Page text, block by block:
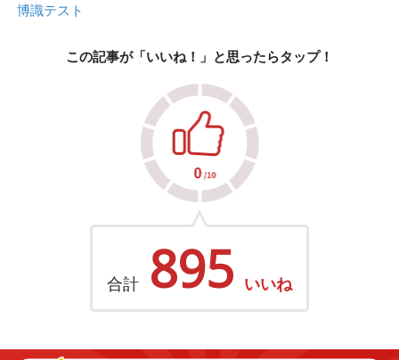
博識テスト
この記事が「いいね！」と思ったらタップ！
合計 895 いいね